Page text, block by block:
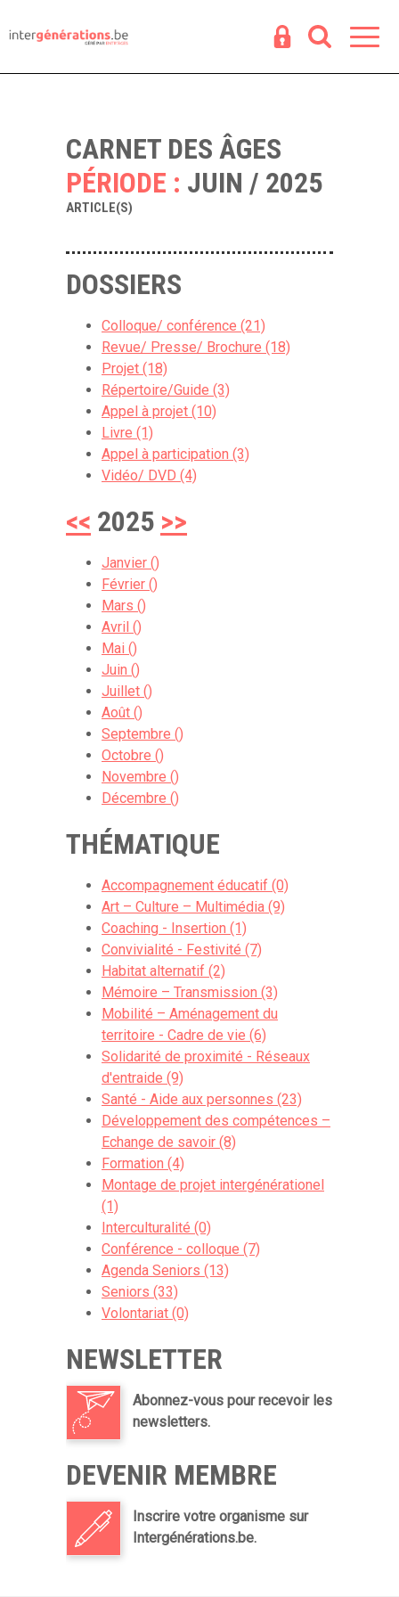
CARNET DES ÂGES
PÉRIODE : JUIN / 2025
ARTICLE(S)
DOSSIERS
Colloque/ conférence (21)
Revue/ Presse/ Brochure (18)
Projet (18)
Répertoire/Guide (3)
Appel à projet (10)
Livre (1)
Appel à participation (3)
Vidéo/ DVD (4)
<< 2025 >>
Janvier ()
Février ()
Mars ()
Avril ()
Mai ()
Juin ()
Juillet ()
Août ()
Septembre ()
Octobre ()
Novembre ()
Décembre ()
THÉMATIQUE
Accompagnement éducatif (0)
Art – Culture – Multimédia (9)
Coaching - Insertion (1)
Convivialité - Festivité (7)
Habitat alternatif (2)
Mémoire – Transmission (3)
Mobilité – Aménagement du
territoire - Cadre de vie (6)
Solidarité de proximité - Réseaux
d'entraide (9)
Santé - Aide aux personnes (23)
Développement des compétences –
Echange de savoir (8)
Formation (4)
Montage de projet intergénérationel
(1)
Interculturalité (0)
Conférence - colloque (7)
Agenda Seniors (13)
Seniors (33)
Volontariat (0)
NEWSLETTER
Abonnez-vous pour recevoir les
newsletters.
DEVENIR MEMBRE
Inscrire votre organisme sur
Intergénérations.be.